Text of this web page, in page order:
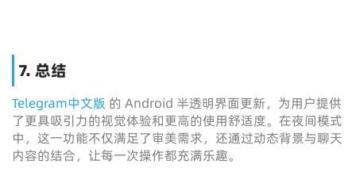
7. 总结
Telegram中文版 的 Android 半透明界面更新，为用户提供
了更具吸引力的视觉体验和更高的使用舒适度。在夜间模式
中，这一功能不仅满足了审美需求，还通过动态背景与聊天
内容的结合，让每一次操作都充满乐趣。